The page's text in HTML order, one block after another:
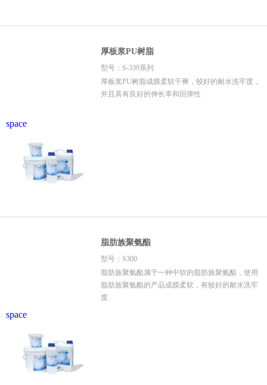
space
厚板浆PU树脂
型号：S-339系列
厚板浆PU树脂成膜柔软干爽，较好的耐水洗牢度，
并且具有良好的伸长率和回弹性
space
脂肪族聚氨酯
型号：S300
脂肪族聚氨酯属于一种中软的脂肪族聚氨酯，使用
脂肪族聚氨酯的产品成膜柔软，有较好的耐水洗牢
度